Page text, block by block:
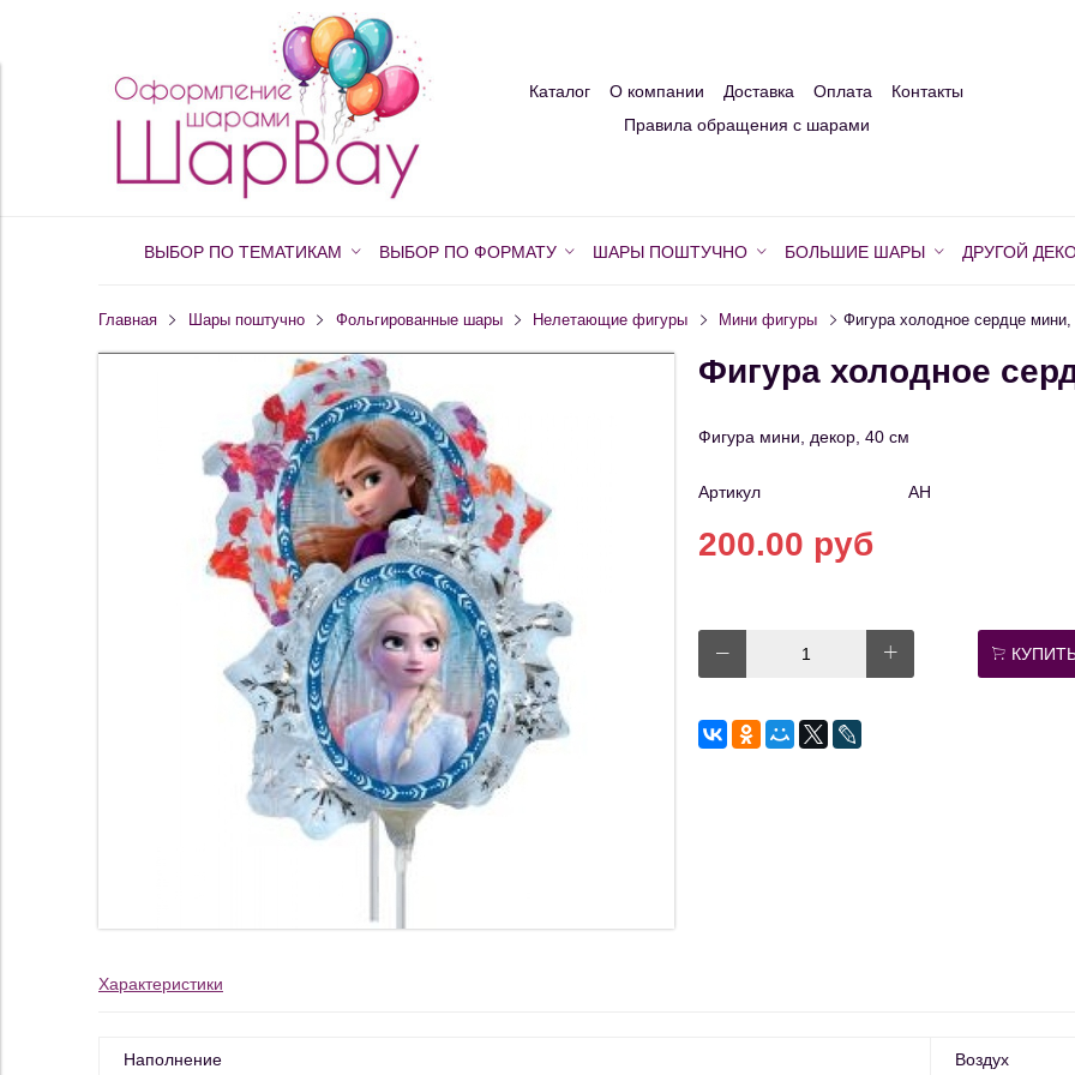
Каталог О компании Доставка Оплата
Контакты
Правила обращения с шарами
ВЫБОР ПО ТЕМАТИКАМ ВЫБОР ПО ФОРМАТУ ШАРЫ ПОШТУЧНО БОЛЬШИЕ ШАРЫ ДРУГОЙ
Главная Шары поштучно Фольгированные шары Нелетающие фигуры Мини фигуры Фигура холодное сердце
Фигура холодное
Фигура мини, декор, 40 см
Артикул АН
200.00 руб
Характеристики
Наполнение Воздух